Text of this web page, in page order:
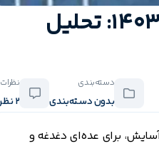
نمودار قیمت مسکن در ایران از 1357 تا 1403: تحلیل
دسته‌بندی
بدون دسته‌بندی
نظرات
2 نظر
برای عده‌ای دغدغه و